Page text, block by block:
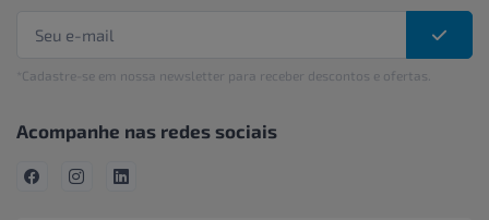
*Cadastre-se em nossa newsletter para receber descontos e ofertas.
Acompanhe nas redes sociais